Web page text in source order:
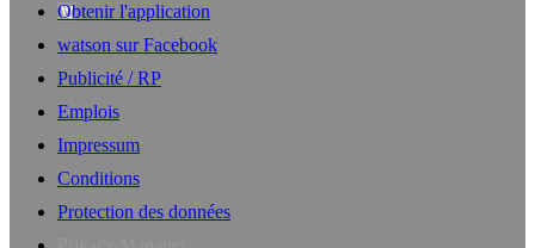
Obtenir l'application
watson sur Facebook
Publicité / RP
Emplois
Impressum
Conditions
Protection des données